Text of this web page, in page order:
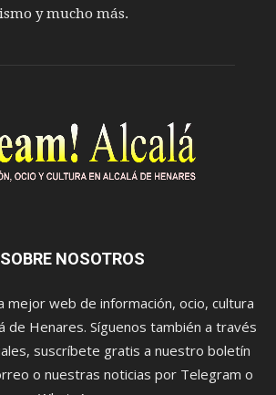
y mucho más.
SOBRE NOSOTROS
mejor web de información, ocio, cultura
de Henares. Síguenos también a través
suscríbete gratis a nuestro boletín
o nuestras noticias por Telegram o